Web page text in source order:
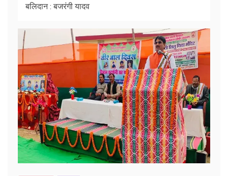
बलिदान : बजरंगी यादव